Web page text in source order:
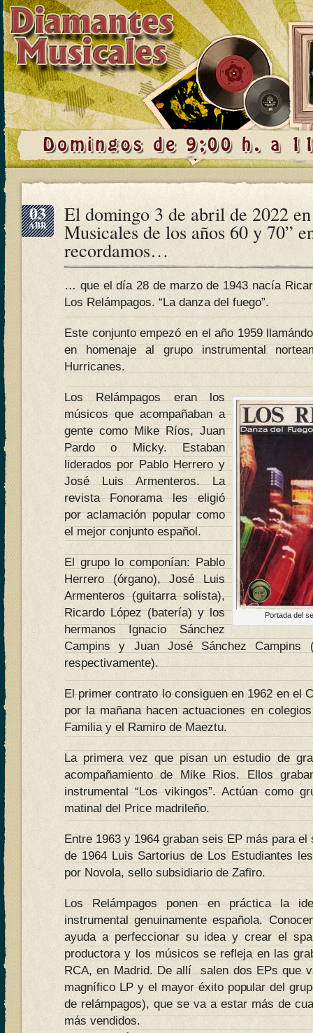
03
ABR El domingo 3 de abril de 2022
Musicales de los años 60 y 70”
recordamos…
… que el día 28 de marzo de 1943 nacía
Los Relámpagos. “La danza del fuego”.
Este conjunto empezó en el año 1959
en homenaje al grupo instrumental
Hurricanes.
Portada del
Los Relámpagos eran los
músicos que acompañaban a
gente como Mike Ríos, Juan
Pardo o Micky. Estaban
liderados por Pablo Herrero y
José Luis Armenteros. La
revista Fonorama les eligió
por aclamación popular como
el mejor conjunto español.
El grupo lo componían: Pablo
Herrero (órgano), José Luis
Armenteros (guitarra solista),
Ricardo López (batería) y los
hermanos Ignacio Sánchez
Campins y Juan José Sánchez
respectivamente).
El primer contrato lo consiguen en 1962 en el
por la mañana hacen actuaciones en
Familia y el Ramiro de Maeztu.
La primera vez que pisan un estudio de
acompañamiento de Mike Rios. Ellos
instrumental “Los vikingos”. Actúan como
matinal del Price madrileño.
Entre 1963 y 1964 graban seis EP más para
de 1964 Luis Sartorius de Los Estudiantes
por Novola, sello subsidiario de Zafiro.
Los Relámpagos ponen en práctica la
instrumental genuinamente española.
ayuda a perfeccionar su idea y crear el
productora y los músicos se refleja en las
RCA, en Madrid. De allí salen dos EPs que
magnífico LP y el mayor éxito popular del
de relámpagos), que se va a estar más de
más vendidos.